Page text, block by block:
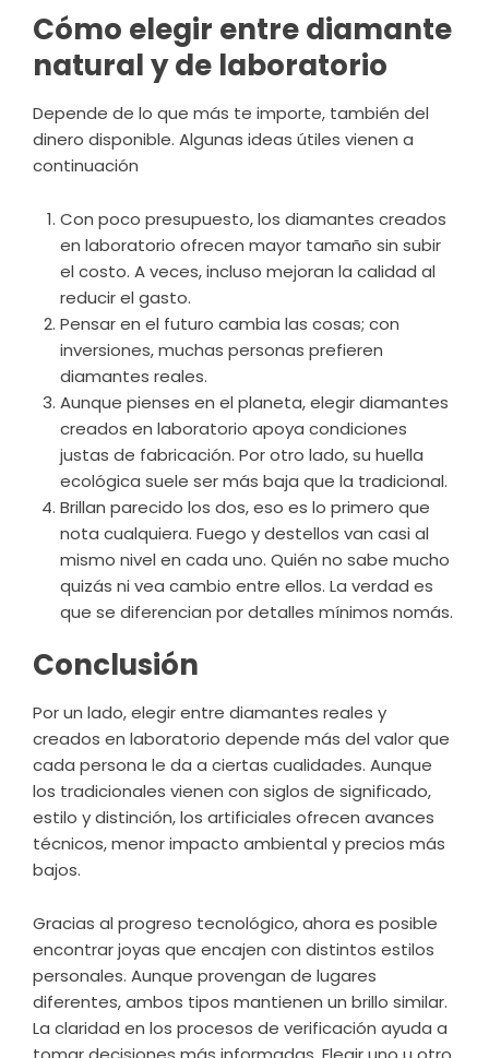
Cómo elegir entre diamante
natural y de laboratorio
Depende de lo que más te importe, también del
dinero disponible. Algunas ideas útiles vienen a
continuación
Con poco presupuesto, los diamantes creados
en laboratorio ofrecen mayor tamaño sin subir
el costo. A veces, incluso mejoran la calidad al
reducir el gasto.
Pensar en el futuro cambia las cosas; con
inversiones, muchas personas prefieren
diamantes reales.
Aunque pienses en el planeta, elegir diamantes
creados en laboratorio apoya condiciones
justas de fabricación. Por otro lado, su huella
ecológica suele ser más baja que la tradicional.
Brillan parecido los dos, eso es lo primero que
nota cualquiera. Fuego y destellos van casi al
mismo nivel en cada uno. Quién no sabe mucho
quizás ni vea cambio entre ellos. La verdad es
que se diferencian por detalles mínimos nomás.
Conclusión
Por un lado, elegir entre diamantes reales y
creados en laboratorio depende más del valor que
cada persona le da a ciertas cualidades. Aunque
los tradicionales vienen con siglos de significado,
estilo y distinción, los artificiales ofrecen avances
técnicos, menor impacto ambiental y precios más
bajos.
Gracias al progreso tecnológico, ahora es posible
encontrar joyas que encajen con distintos estilos
personales. Aunque provengan de lugares
diferentes, ambos tipos mantienen un brillo similar.
La claridad en los procesos de verificación ayuda a